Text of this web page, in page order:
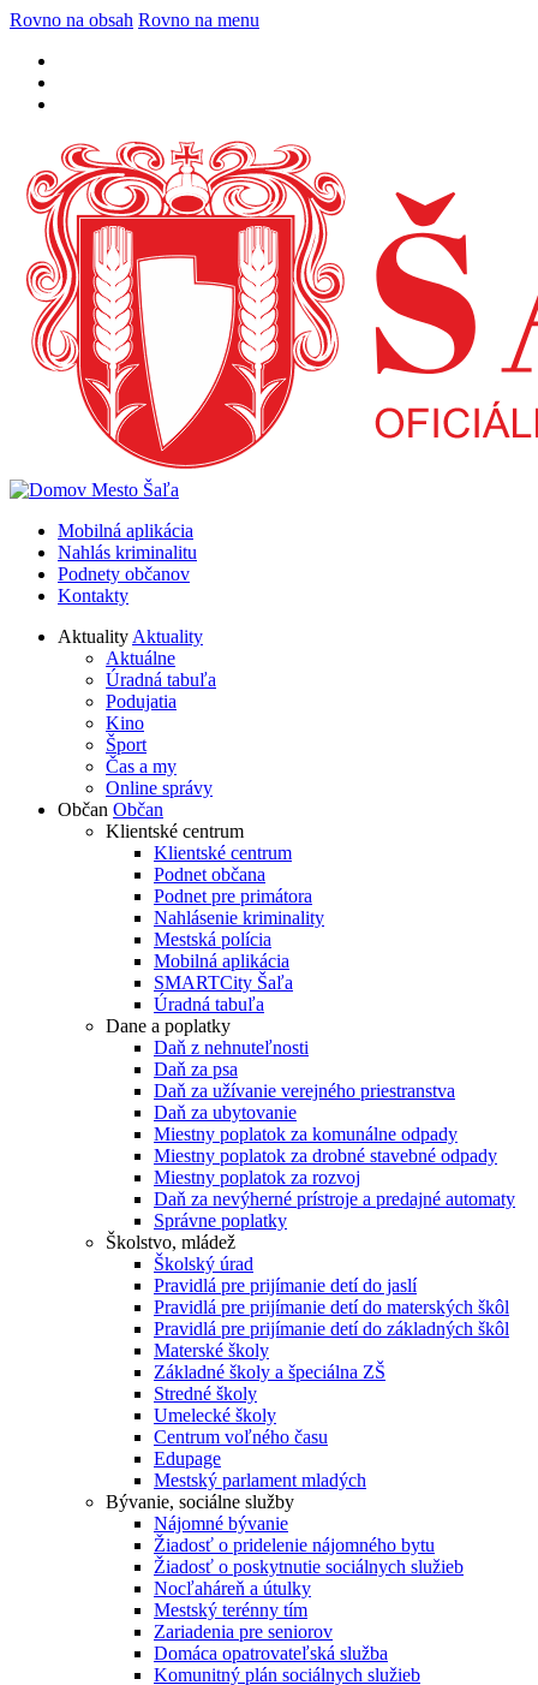
Rovno na obsah Rovno na menu
Mobilná aplikácia
Nahlás kriminalitu
Podnety občanov
Kontakty
AktualityAktuality
Aktuálne
Úradná tabuľa
Podujatia
Kino
Šport
Čas a my
Online správy
Občan Občan
Klientské centrum
Klientské centrum
Podnet občana
Podnet pre primátora
Nahlásenie kriminality
Mestská polícia
Mobilná aplikácia
SMARTCity Šaľa
Úradná tabuľa
Dane a poplatky
Daň z nehnuteľnosti
Daň za psa
Daň za užívanie verejného priestranstva
Daň za ubytovanie
Miestny poplatok za komunálne odpady
Miestny poplatok za drobné stavebné odpady
Miestny poplatok za rozvoj
Daň za nevýherné prístroje a predajné automaty
Správne poplatky
Školstvo, mládež
Školský úrad
Pravidlá pre prijímanie detí do jaslí
Pravidlá pre prijímanie detí do materských škôl
Pravidlá pre prijímanie detí do základných škôl
Materské školy
Základné školy a špeciálna ZŠ
Stredné školy
Umelecké školy
Centrum voľného času
Edupage
Mestský parlament mladých
Bývanie, sociálne služby
Nájomné bývanie
Žiadosť o pridelenie nájomného bytu
Žiadosť o poskytnutie sociálnych služieb
Nocľaháreň a útulky
Mestský terénny tím
Zariadenia pre seniorov
Domáca opatrovateľská služba
Komunitný plán sociálnych služieb